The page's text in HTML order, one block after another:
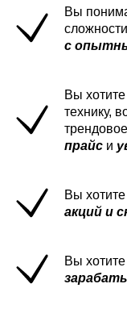
Вы
с
Вы
технику,
прайс и
Вы хотите
акций и
Вы хотите